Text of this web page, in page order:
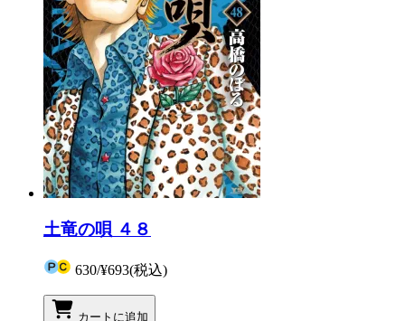
土竜の唄 ４８
630/¥693(税込)
カートに追加